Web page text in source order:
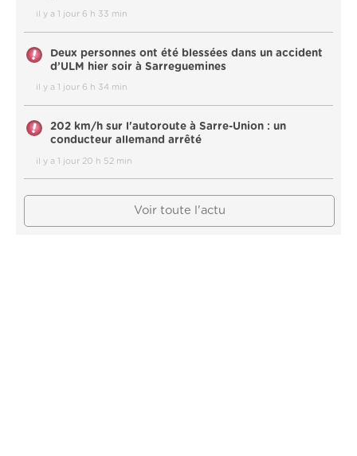
il y a 1 jour 6 h 33 min
Deux personnes ont été blessées dans un accident
d’ULM hier soir à Sarreguemines
il y a 1 jour 6 h 34 min
202 km/h sur l'autoroute à Sarre-Union : un
conducteur allemand arrêté
il y a 1 jour 20 h 52 min
Voir toute l'actu